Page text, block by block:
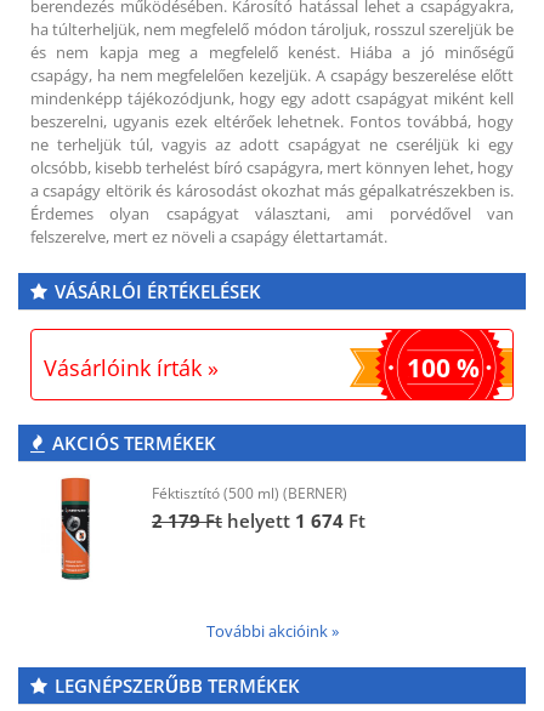
berendezés működésében. Károsító hatással lehet a csapágyakra,
ha túlterheljük, nem megfelelő módon tároljuk, rosszul szereljük be
és nem kapja meg a megfelelő kenést. Hiába a jó minőségű
csapágy, ha nem megfelelően kezeljük. A csapágy beszerelése előtt
mindenképp tájékozódjunk, hogy egy adott csapágyat miként kell
beszerelni, ugyanis ezek eltérőek lehetnek. Fontos továbbá, hogy
ne terheljük túl, vagyis az adott csapágyat ne cseréljük ki egy
olcsóbb, kisebb terhelést bíró csapágyra, mert könnyen lehet, hogy
a csapágy eltörik és károsodást okozhat más gépalkatrészekben is.
Érdemes olyan csapágyat választani, ami porvédővel van
felszerelve, mert ez növeli a csapágy élettartamát.
VÁSÁRLÓI ÉRTÉKELÉSEK
Vásárlóink írták » 100 %
AKCIÓS TERMÉKEK
Féktisztító (500 ml) (BERNER)
2 179 Ft helyett 1 674 Ft
További akcióink »
LEGNÉPSZERŰBB TERMÉKEK